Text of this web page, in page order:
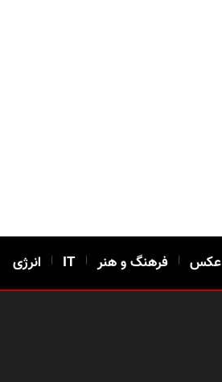
عکس | فرهنگ و هنر |
IT
| انرژی